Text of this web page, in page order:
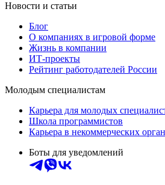
Новости и статьи
Блог
О компаниях в игровой форме
Жизнь в компании
ИТ-проекты
Рейтинг работодателей России
Молодым специалистам
Карьера для молодых
Школа программистов
Карьера в некоммерческих
Боты для уведомлений